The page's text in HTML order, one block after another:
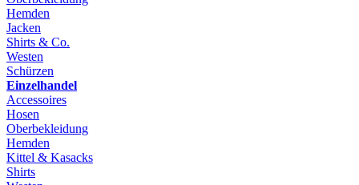
Hemden
Jacken
Shirts & Co.
Westen
Schürzen
Einzelhandel
Accessoires
Hosen
Oberbekleidung
Hemden
Kittel & Kasacks
Shirts